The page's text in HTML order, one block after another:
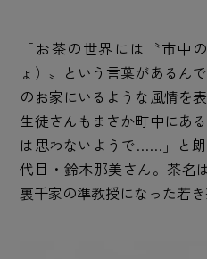
「お茶の世界には〝市中
ょ）〟という言葉があるん
のお家にいるような風情を
生徒さんもまさか町中にあ
は思わないようで……」と
代目・鈴木那美さん。茶名
裏千家の準教授になった若き